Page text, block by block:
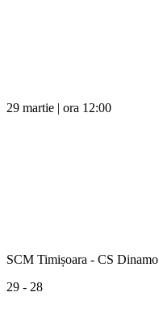
29 martie | ora 12:00
SCM Timișoara - CS Dinamo
29 - 28